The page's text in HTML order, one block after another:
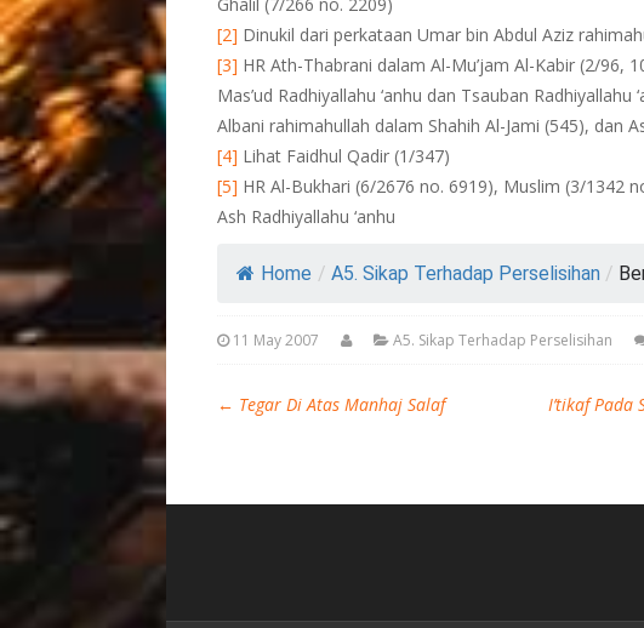
[2] Dinukil dari perkataan Umar bin Abdul Aziz
[3] HR Ath-Thabrani dalam Al-Mu’jam Al-Kabir (2/96,
Mas’ud Radhiyallahu ‘anhu dan Tsauban
Albani rahimahullah dalam Shahih Al-Jami (545), dan
[4] Lihat Faidhul Qadir (1/347)
[5] HR Al-Bukhari (6/2676 no. 6919), Muslim (3/1342
Ash Radhiyallahu ‘anhu
Home / A5. Sikap Terhadap Perselisihan /
11 May 2007 A5. Sikap Terhadap Perselisihan
← Tegar Di Atas Manhaj Salaf I’tikaf Pada